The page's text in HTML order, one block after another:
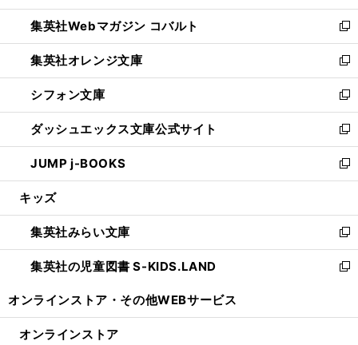
開
く
ウ
で
開
く
ン
ド
ウ
で
開
く
ウ
ィ
ン
ド
ウ
で
開
く
集英社Webマガジン コバルト
新
し
い
ウ
ィ
ン
ド
ウ
で
開
集英社オレンジ文庫
新
し
い
ウ
ィ
ン
ド
ウ
開
く
シフォン文庫
新
し
い
ウ
ィ
ン
ウ
で
開
く
ダッシュエックス文庫公式サイト
新
し
い
ウ
ン
ド
ウ
で
JUMP j-BOOKS
新
し
ウ
ィ
ン
ド
開
キッズ
集英社みらい文庫
新
し
い
ン
集英社の児童図書 S-KIDS.LAND
新
ウ
オンラインストア・ その他WEBサービス
オンラインストア